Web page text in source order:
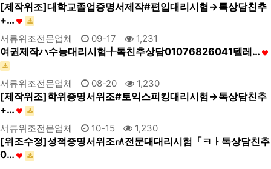
[제작위조]대학교졸업증명서제작#편입대리시험→톡상담친추
+…
서류위조전문업체 09-17 1,231
여권제작ハ수능대리시험╀톡친추상담01076826041텔레…
서류위조전문업체 08-20 1,230
[제작위조]학위증명서위조#토익스피킹대리시험→톡상담친추
+…
서류위조전문업체 10-15 1,230
[위조수정]성적증명서위조㎁전문대대리시험「ㅋㅏ톡상담친추
0…